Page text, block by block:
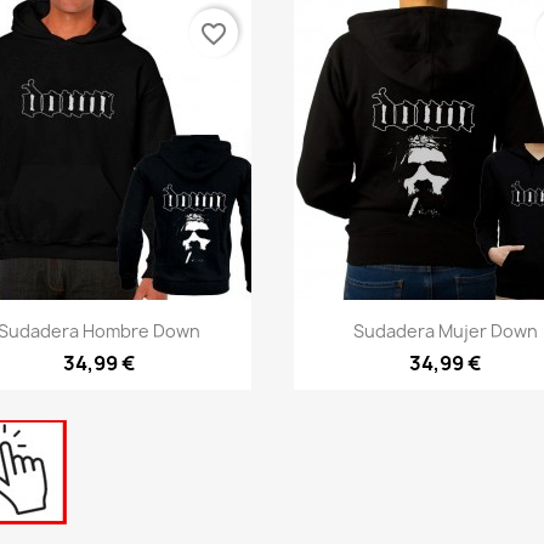
Vista rápida
Hombre Down
34,99 €
favorite_border
Vista rápida
Sudadera Mujer Down
34,99 €